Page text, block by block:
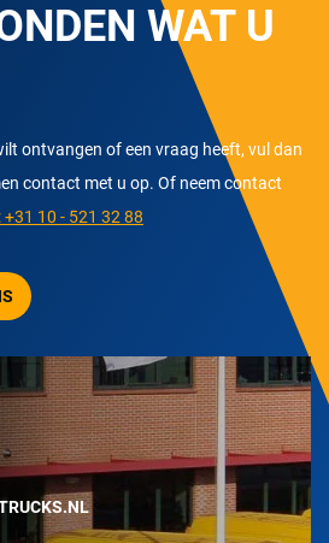
WAT U
ontvangen of een vraag heeft, vul dan
contact met u op. Of neem contact
10 - 521 32 88